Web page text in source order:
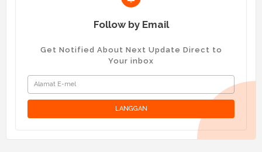
Follow by Email
Get Notified About Next Update Direct to
Your inbox